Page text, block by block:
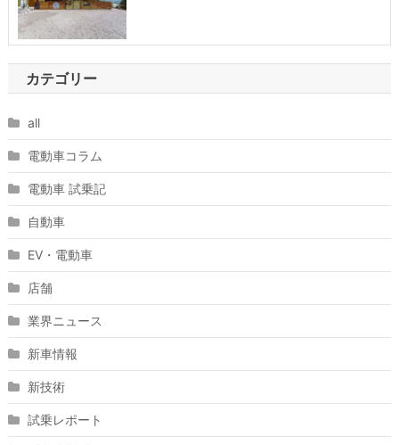
カテゴリー
all
電動車コラム
電動車 試乗記
自動車
EV・電動車
店舗
業界ニュース
新車情報
新技術
試乗レポート